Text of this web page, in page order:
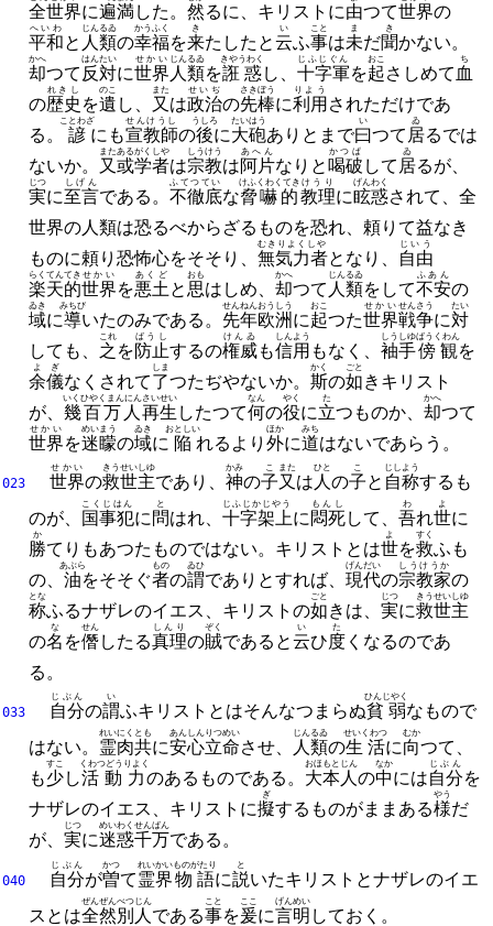
全世界に遍満した。 然るに、 キリストに由つて世界の
平和
へいわ
と 人類
じんるゐ
の幸福
かうふく
を来
き
たしたと云
い
ふ事
こと
は未
ま
だ聞
き
かない。
却
かへ
つて 反対
はんたい
に世界
せかい
人類
じんるゐ
を誑惑
きやうわく
し 十字軍
じふじぐん
を起
おこ
さしめて 血
ち
の歴史
れきし
を遺
のこ
し、 又
また
は政治
せいぢ
の先棒
さきぼう
に利用
りよう
されただけであ
る。
諺
ことわざ
にも宣教師
せんけうし
の後
うしろ
に大砲
たいはう
ありとまで曰
い
つて 居
ゐ
るでは
ないか。
又
また
或
ある
学者
がくしや
は宗教
しうけう
は阿片
あへん
なりと 喝破
かつぱ
して 居
ゐ
るが、
実
じつ
に至言
しげん
である。 不徹底
ふてつてい
な脅嚇的
けふくわくてき
教理
けうり
に眩惑
げんわく
されて、 全
世界の人類は恐るべからざるものを恐れ、 頼りて益なき
ものに頼り恐怖心をそそり、 無気力者
むきりよくしや
となり、 自由
じいう
楽天的
らくてんてき
世界
せかい
を悪土
あくど
と 思
おも
はしめ、 却
かへ
つて 人類
じんるゐ
をして不安
ふあん
の
域
ゐき
に導
みちび
いたのみである。 先年
せんねん
欧洲
おうしう
に起
おこ
つた世界
せかい
戦争
せんさう
に対
たい
しても、 之
これ
を防止
ばうし
するの権威
けんゐ
も信用
しんよう
もなく、 袖手
しうしゆ
傍観
ばうくわん
を
余儀
よぎ
なくされて了
しま
つたぢやないか。 斯
かく
の如
ごと
きキリスト
が、 幾百万人
いくひやくまんにん
再生
さいせい
したつて何
なん
の役
やく
に立
た
つものか、 却
かへ
つて
世界
せかい
を迷矇
めいまう
の域
ゐき
に 陥
おとしい
れるより 外
ほか
に道
みち
はないであらう。
023 世界
せかい
の救世主
きうせいしゆ
であり、神
かみ
の子
こ
又
また
は 人
ひと
の子
こ
と 自称
じしよう
するも
のが、
国事犯
こくじはん
に 問
と
はれ、 十字架上
じふじかじやう
に 悶死
もんし
して、 吾
わ
れ世
よ
に
勝
か
てりもあつたものではない。 キリストとは世
よ
を救
すく
ふも
の、 油
あぶら
をそそぐ者
もの
の謂
ゐひ
でありとすれば、 現代
げんだい
の宗教家
しうけうか
の
称
とな
ふるナザレのイエス、 キリストの如
ごと
きは、 実
じつ
に救世主
きうせいしゆ
の名
な
を僭
せん
したる真理
しんり
の賊
ぞく
であると云
い
ひ度
た
くなるのであ
る。
033 自分
じぶん
の謂
い
ふキリストとはそんなつまらぬ貧弱
ひんじやく
なもので
はない。 霊肉
れいにく
共
とも
に安心立命
あんしんりつめい
させ、 人類
じんるゐ
の生活
せいくわつ
に向
むか
つて、
も少
すこ
し活動力
くわつどうりよく
のあるものである。 大本人
おほもとじん
の中
なか
には自分
じぶん
を
ナザレのイエス、 キリストに擬
ぎ
するものがままある様
やう
だ
が、 実
じつ
に迷惑千万
めいわくせんばん
である。
040 自分
じぶん
が曽
かつ
て霊界
れいかい
物語
ものがたり
に説
と
いたキリストとナザレのイエ
スとは全然
ぜんぜん
別人
べつじん
である事
こと
を爰
ここ
に言明
げんめい
しておく。